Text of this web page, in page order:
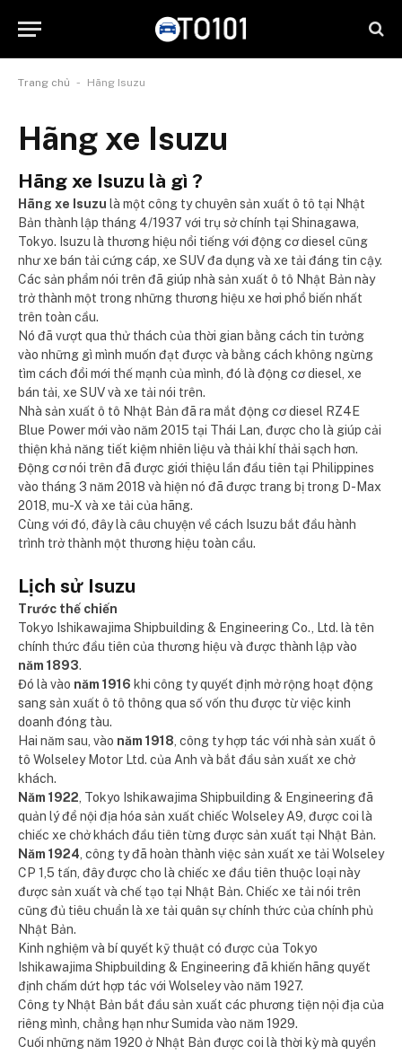
Trang chủ - Hãng Isuzu
Hãng xe Isuzu
Hãng xe Isuzu là gì ?
Hãng xe Isuzu là một công ty chuyên sản xuất ô tô tại Nhật
Bản thành lập tháng 4/1937 với trụ sở chính tại Shinagawa,
Tokyo. Isuzu là thương hiệu nổi tiếng với động cơ diesel cũng
như xe bán tải cứng cáp, xe SUV đa dụng và xe tải đáng tin cậy.
Các sản phẩm nói trên đã giúp nhà sản xuất ô tô Nhật Bản này
trở thành một trong những thương hiệu xe hơi phổ biến nhất
trên toàn cầu.
Nó đã vượt qua thử thách của thời gian bằng cách tin tưởng
vào những gì mình muốn đạt được và bằng cách không ngừng
tìm cách đổi mới thế mạnh của mình, đó là động cơ diesel, xe
bán tải, xe SUV và xe tải nói trên.
Nhà sản xuất ô tô Nhật Bản đã ra mắt động cơ diesel RZ4E
Blue Power mới vào năm 2015 tại Thái Lan, được cho là giúp cải
thiện khả năng tiết kiệm nhiên liệu và thải khí thải sạch hơn.
Động cơ nói trên đã được giới thiệu lần đầu tiên tại Philippines
vào tháng 3 năm 2018 và hiện nó đã được trang bị trong D-Max
2018, mu-X và xe tải của hãng.
Cùng với đó, đây là câu chuyện về cách Isuzu bắt đầu hành
trình trở thành một thương hiệu toàn cầu.
Lịch sử Isuzu
Trước thế chiến
Tokyo Ishikawajima Shipbuilding & Engineering Co., Ltd. là tên
chính thức đầu tiên của thương hiệu và được thành lập vào
năm 1893.
Đó là vào năm 1916 khi công ty quyết định mở rộng hoạt động
sang sản xuất ô tô thông qua số vốn thu được từ việc kinh
doanh đóng tàu.
Hai năm sau, vào năm 1918 , công ty hợp tác với nhà sản xuất ô
tô Wolseley Motor Ltd. của Anh và bắt đầu sản xuất xe chở
khách.
Năm 1922 , Tokyo Ishikawajima Shipbuilding & Engineering đã
quản lý để nội địa hóa sản xuất chiếc Wolseley A9, được coi là
chiếc xe chở khách đầu tiên từng được sản xuất tại Nhật Bản.
Năm 1924 , công ty đã hoàn thành việc sản xuất xe tải Wolseley
CP 1,5 tấn, đây được cho là chiếc xe đầu tiên thuộc loại này
được sản xuất và chế tạo tại Nhật Bản. Chiếc xe tải nói trên
cũng đủ tiêu chuẩn là xe tải quân sự chính thức của chính phủ
Nhật Bản.
Kinh nghiệm và bí quyết kỹ thuật có được của Tokyo
Ishikawajima Shipbuilding & Engineering đã khiến hãng quyết
định chấm dứt hợp tác với Wolseley vào năm 1927.
Công ty Nhật Bản bắt đầu sản xuất các phương tiện nội địa của
riêng mình, chẳng hạn như Sumida vào năm 1929.
Cuối những năm 1920 ở Nhật Bản được coi là thời kỳ mà quyền